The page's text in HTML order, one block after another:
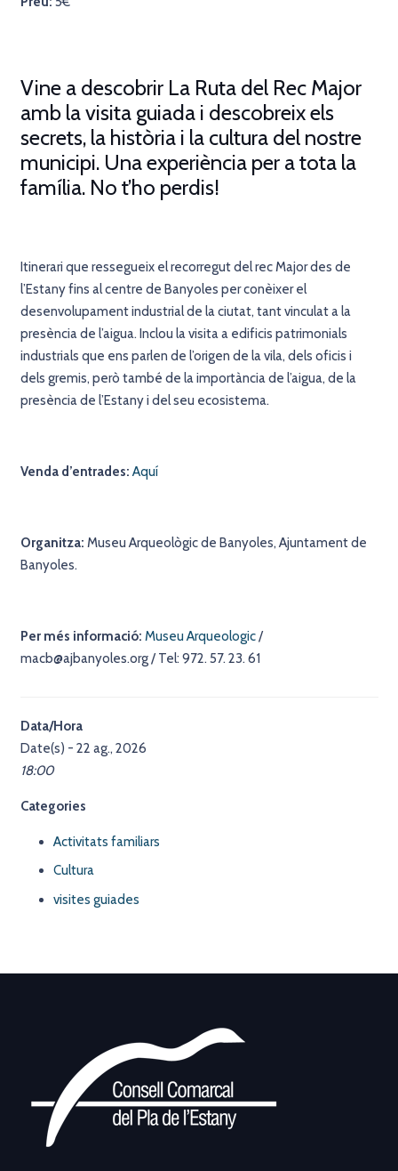
Vine a descobrir La Ruta del Rec Major
amb la visita guiada i descobreix els
secrets, la història i la cultura del nostre
municipi. Una experiència per a tota la
família. No t’ho perdis!
Itinerari que ressegueix el recorregut del rec Major des de
l’Estany fins al centre de Banyoles per conèixer el
desenvolupament industrial de la ciutat, tant vinculat a la
presència de l’aigua. Inclou la visita a edificis patrimonials
industrials que ens parlen de l’origen de la vila, dels oficis i
dels gremis, però també de la importància de l’aigua, de la
presència de l’Estany i del seu ecosistema.
Venda d’entrades: Aquí
Organitza: Museu Arqueològic de Banyoles, Ajuntament de
Banyoles.
Per més informació: Museu Arqueologic/
macb@ajbanyoles.org / Tel: 972. 57. 23. 61
Data/Hora
Date(s) - 22 ag., 2026
18:00
Categories
Activitats familiars
Cultura
visites guiades